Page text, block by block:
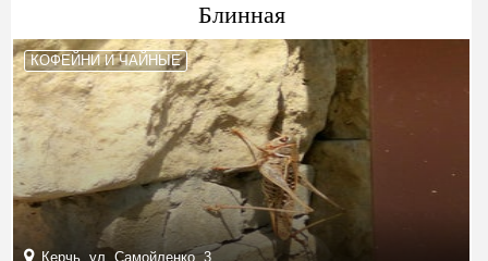
Блинная
КОФЕЙНИ И ЧАЙНЫЕ
Керчь, ул. Самойленко, 3